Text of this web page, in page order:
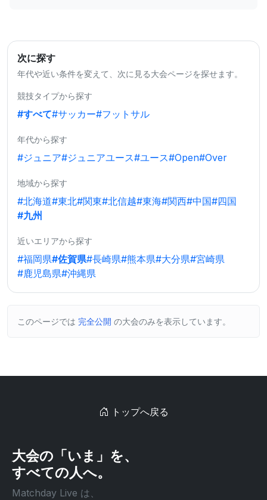
次に探す
年代や近い条件を変えて、次に見る大会ページを探せます。
競技タイプから探す
#すべて#サッカー#フットサル
年代から探す
#ジュニア#ジュニアユース#ユース#Open#Over
地域から探す
#北海道#東北#関東#北信越#東海#関西#中国#四国
#九州
近いエリアから探す
#福岡県#佐賀県#長崎県#熊本県#大分県#宮崎県
#鹿児島県#沖縄県
このページでは 完全公開 の大会のみを表示しています。
トップへ戻る
大会の「いま」を、
すべての人へ。
Matchday Live は、